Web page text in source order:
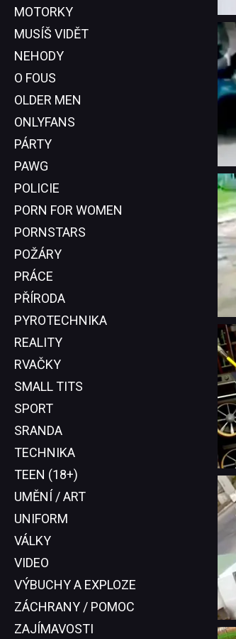
MOTORKY
MUSÍŠ VIDĚT
NEHODY
O FOUS
OLDER MEN
ONLYFANS
PÁRTY
PAWG
POLICIE
PORN FOR WOMEN
PORNSTARS
POŽÁRY
PRÁCE
PŘÍRODA
PYROTECHNIKA
REALITY
RVAČKY
SMALL TITS
SPORT
SRANDA
TECHNIKA
TEEN (18+)
UMĚNÍ / ART
UNIFORM
VÁLKY
VIDEO
VÝBUCHY A EXPLOZE
ZÁCHRANY / POMOC
ZAJÍMAVOSTI